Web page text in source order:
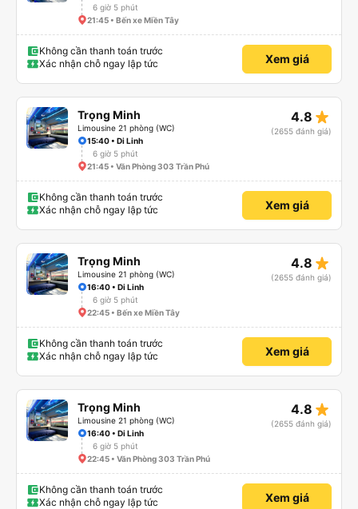
6 giờ 5 phút
21:45 • Bến xe Miền Tây
Không cần thanh toán trước
Xác nhận chỗ ngay lập tức
Xem giá
Trọng Minh
Limousine 21 phòng (WC)
4.8 star_rate
(2655 đánh giá)
15:40 • Di Linh
6 giờ 5 phút
21:45 • Văn Phòng 303 Trần Phú
Không cần thanh toán trước
Xác nhận chỗ ngay lập tức
Xem giá
Trọng Minh
Limousine 21 phòng (WC)
4.8 star_rate
(2655 đánh giá)
16:40 • Di Linh
6 giờ 5 phút
22:45 • Bến xe Miền Tây
Không cần thanh toán trước
Xác nhận chỗ ngay lập tức
Xem giá
Trọng Minh
Limousine 21 phòng (WC)
4.8 star_rate
(2655 đánh giá)
16:40 • Di Linh
6 giờ 5 phút
22:45 • Văn Phòng 303 Trần Phú
Không cần thanh toán trước
Xác nhận chỗ ngay lập tức
Xem giá